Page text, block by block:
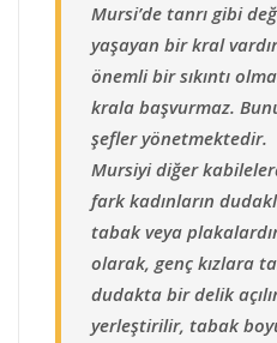
Mursi’de tanrı gibi
yaşayan bir kral
önemli bir sıkıntı
krala başvurmaz.
şefler yönetmektedir.
Mursiyi diğer
fark kadınların
tabak veya
olarak, genç kızlara
dudakta bir delik
yerleştirilir, tabak